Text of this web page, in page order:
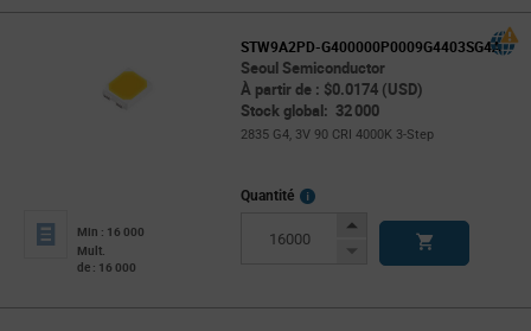
STW9A2PD-G400000P0009G4403SG4A
Seoul Semiconductor
À partir de : $0.0174 (USD)
Stock global: 32 000
2835 G4, 3V 90 CRI 4000K 3-Step
Min : 16 000
Mult.
de : 16 000
Quantité
More
Increase
Decrease